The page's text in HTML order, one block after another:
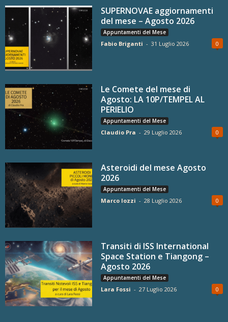
SUPERNOVAE aggiornamenti
del mese – Agosto 2026
Appuntamenti del Mese
Fabio Briganti - 31 Luglio 2026 0
Le Comete del mese di
Agosto: LA 10P/TEMPEL AL
PERIELIO
Appuntamenti del Mese
Claudio Pra - 29 Luglio 2026 0
Asteroidi del mese Agosto
2026
Appuntamenti del Mese
Marco Iozzi - 28 Luglio 2026 0
Transiti di ISS International
Space Station e Tiangong –
Agosto 2026
Appuntamenti del Mese
Lara Fossi - 27 Luglio 2026 0